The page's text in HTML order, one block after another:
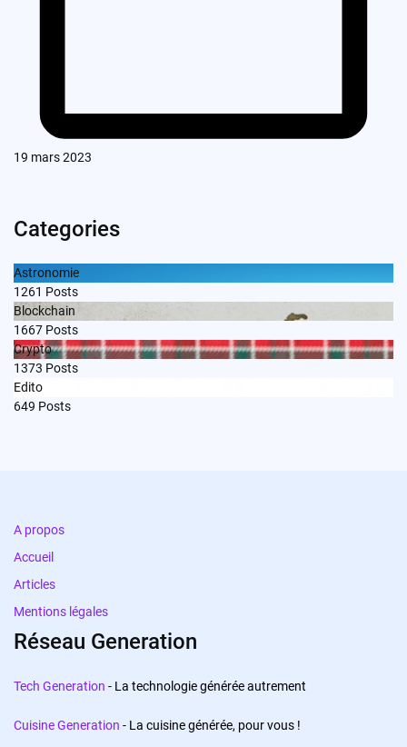
19 mars 2023
Categories
Astronomie
1261 Posts
Blockchain
1667 Posts
Crypto
1373 Posts
Edito
649 Posts
A propos
Accueil
Articles
Mentions légales
Réseau Generation
Tech Generation - La technologie générée autrement
Cuisine Generation - La cuisine générée, pour vous !